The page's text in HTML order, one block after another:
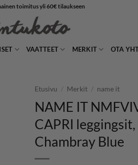
toimitus yli 60€ tilaukseen
VAATTEET MERKIT OTA
Etusivu / Merkit / name it
NAME IT
CAPRI leggingsit,
Chambray Blue